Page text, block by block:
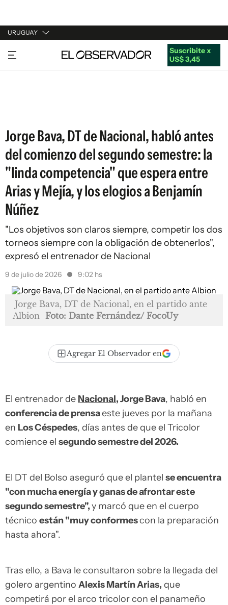
URUGUAY
URUGUAY
ARGENTINA
Suscribite x
US$ 3,45
Jorge Bava, DT de Nacional, habló antes
del comienzo del segundo semestre: la
"linda competencia" que espera entre
Arias y Mejía, y los elogios a Benjamín
Núñez
"Los objetivos son claros siempre, competir los dos
torneos siempre con la obligación de obtenerlos",
expresó el entrenador de Nacional
9 de julio de 2026 9:02 hs
Jorge Bava, DT de Nacional, en el partido ante
Albion Foto: Dante Fernández/ FocoUy
Agregar El Observador en
El entrenador de Nacional, Jorge Bava, habló en
conferencia de prensaeste jueves por la mañana
en Los Céspedes, días antes de que el Tricolor
comience el segundo semestre del 2026.
El DT del Bolso aseguró que el plantel se encuentra
"con mucha energía y ganas de afrontar este
segundo semestre",y marcó que en el cuerpo
técnico están "muy conformescon la preparación
hasta ahora".
Tras ello, a Bava le consultaron sobre la llegada del
golero argentino Alexis Martín Arias, que
competirá por el arco tricolor con el panameño